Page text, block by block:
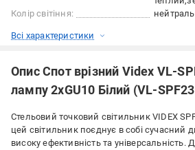
Колір світіння:
Всі характеристики
Опис Спот врізний Videx VL-
лампу 2xGU10 Білий (VL-
Стельовий точковий світильник VIDEX
цей світильник поєднує в собі сучасний
високу ефективність та